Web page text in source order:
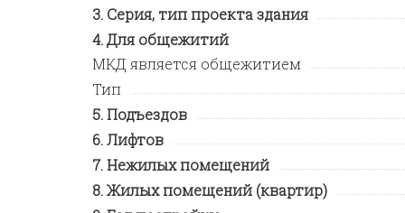
Серия, тип проекта здания
Для общежитий
МКД является общежитием
Тип
Подъездов
Лифтов
Нежилых помещений
Жилых помещений (квартир)